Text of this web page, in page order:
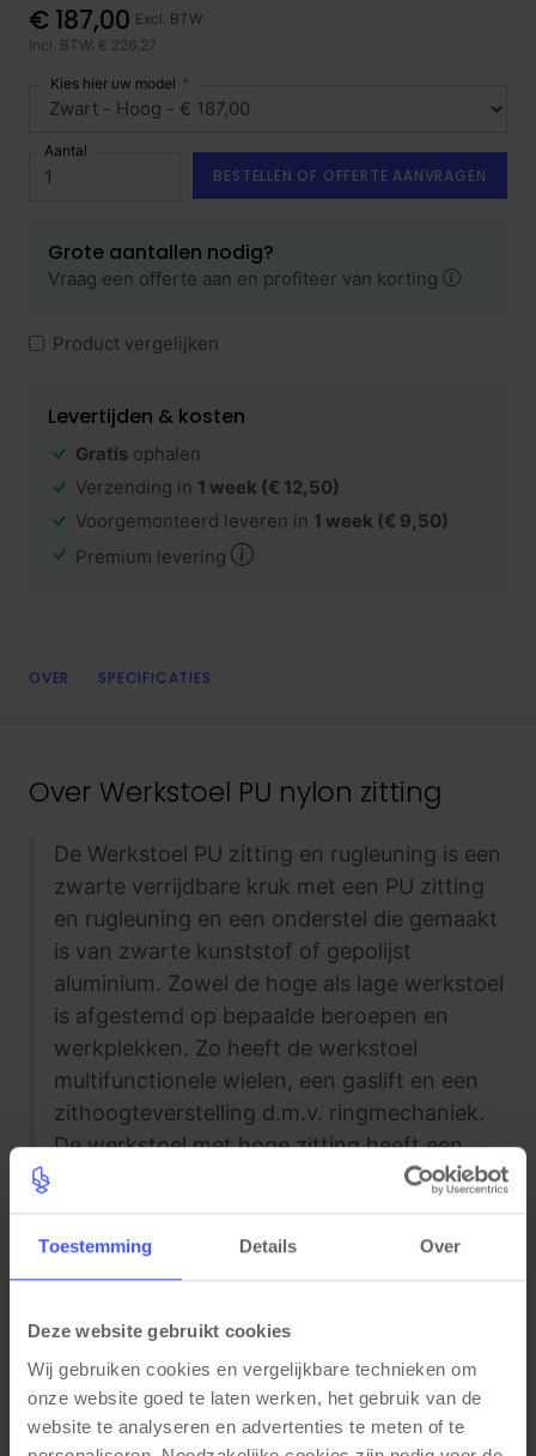
Toestemming Details Over
Deze website gebruikt cookies
Wij gebruiken cookies en vergelijkbare technieken om
onze website goed te laten werken, het gebruik van de
website te analyseren en advertenties te meten of te
€ 187,00 Excl. BTW
Incl. BTW: € 226,27
Kies hier uw model
Aantal
BESTELLEN OF OFFERTE AANVRAGEN
Grote aantallen nodig?
Vraag een offerte aan en profiteer van korting
Product vergelijken
Levertijden & kosten
Gratis ophalen
Verzending in 1 week (€ 12,50)
Voorgemonteerd leveren in 1 week (€ 9,50)
Premium levering
OVER SPECIFICATIES
Over Werkstoel PU nylon zitting
De Werkstoel PU zitting en rugleuning is een
zwarte verrijdbare kruk met een PU zitting
en rugleuning en een onderstel die gemaakt
is van zwarte kunststof of gepolijst
aluminium. Zowel de hoge als lage werkstoel
is afgestemd op bepaalde beroepen en
werkplekken. Zo heeft de werkstoel
multifunctionele wielen, een gaslift en een
zithoogteverstelling d.m.v. ringmechaniek.
De werkstoel met hoge zitting heeft een
voetenring en staat op glijdoppen. De
werkstoel heeft 5 jaar garantie.
Specificaties
Unieke eigenschappen